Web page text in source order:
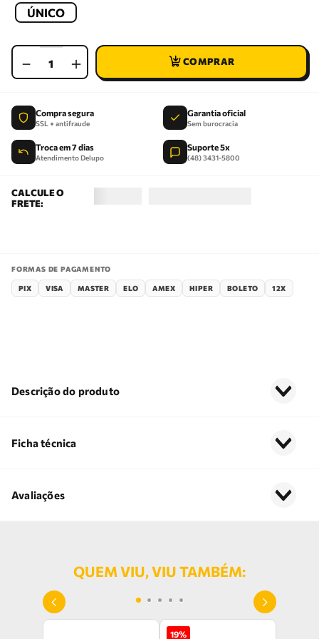
ÚNICO
＋
－
Compra segura
SSL + antifraude
Garantia oficial
Sem burocracia
Troca em 7 dias
Atendimento Delupo
Suporte 5x
(48) 3431-5800
FORMAS DE PAGAMENTO
PIX VISA MASTER ELO AMEX HIPER BOLETO 12X
Descrição do produto
Ficha técnica
Avaliações
QUEM VIU, VIU TAMBÉM:
19%